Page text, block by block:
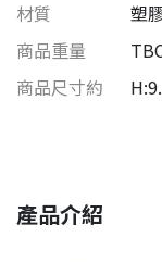
材質
塑
商品重量
商品尺寸約
產品介紹